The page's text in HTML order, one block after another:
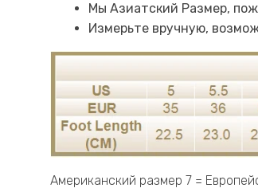
Мы Азиатский Размер,
Измерьте вручную,
Американский размер 7 =